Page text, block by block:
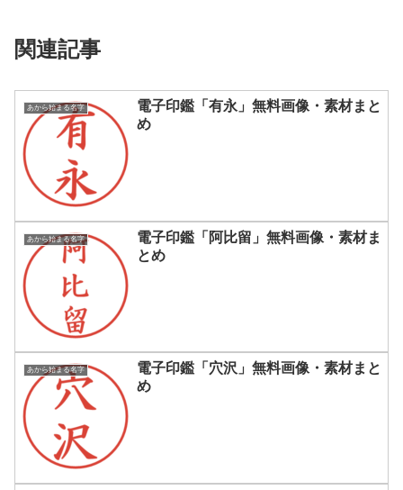
関連記事
あから始まる名字
電子印鑑「有永」無料画像・素材まと
め
あから始まる名字
電子印鑑「阿比留」無料画像・素材ま
とめ
あから始まる名字
電子印鑑「穴沢」無料画像・素材まと
め